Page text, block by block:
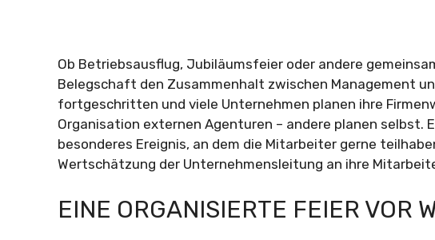
Ob Betriebsausflug, Jubiläumsfeier oder andere
Belegschaft den Zusammenhalt zwischen Management
fortgeschritten und viele Unternehmen planen ihre
Organisation externen Agenturen – andere planen selbst.
besonderes Ereignis, an dem die Mitarbeiter gerne
Wertschätzung der Unternehmensleitung an ihre
EINE ORGANISIERTE FEIER VOR